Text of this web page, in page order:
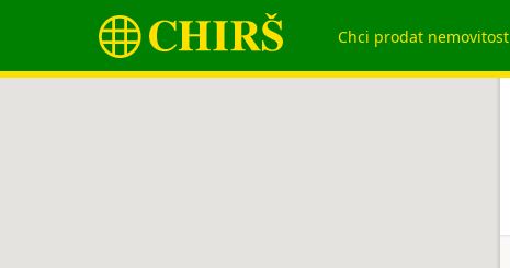
Chci prodat nemovitost